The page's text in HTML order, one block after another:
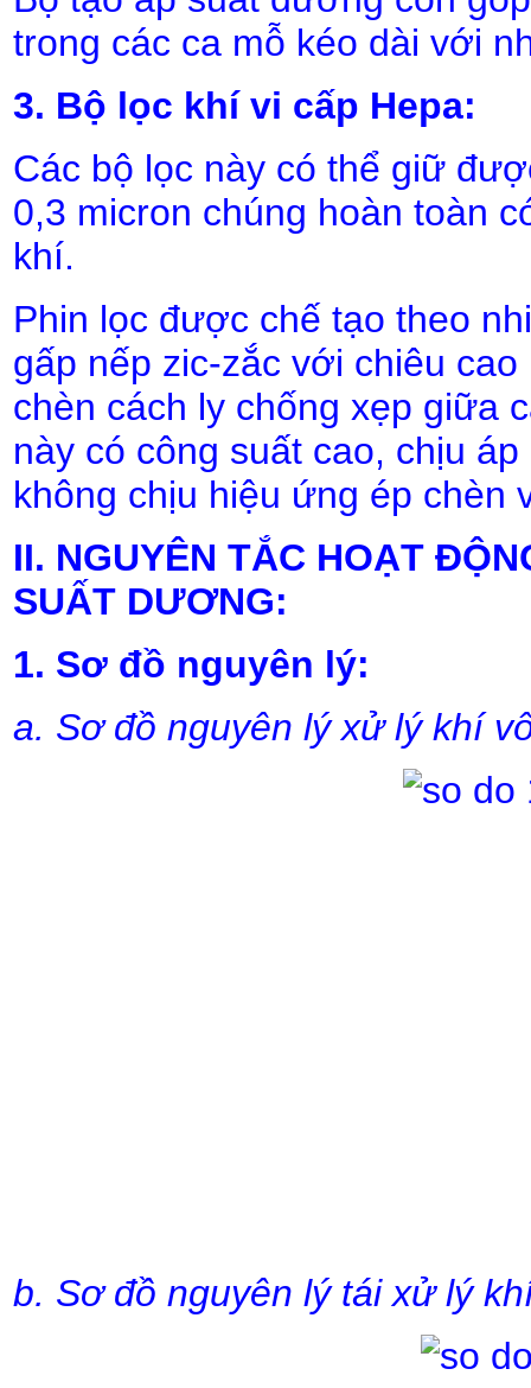
trong các ca mỗ kéo dài với
3. Bộ lọc khí vi cấp Hepa:
Các bộ lọc này có thể giữ
0,3 micron chúng hoàn toàn
khí.
Phin lọc được chế tạo theo
gấp nếp zic-zắc với chiêu
chèn cách ly chống xẹp giữa
này có công suất cao, chịu
không chịu hiệu ứng ép chèn
II. NGUYÊN TẮC HOẠT
SUẤT DƯƠNG:
1. Sơ đồ nguyên lý:
a. Sơ đồ nguyên lý xử lý khí
b. Sơ đồ nguyên lý tái xử lý